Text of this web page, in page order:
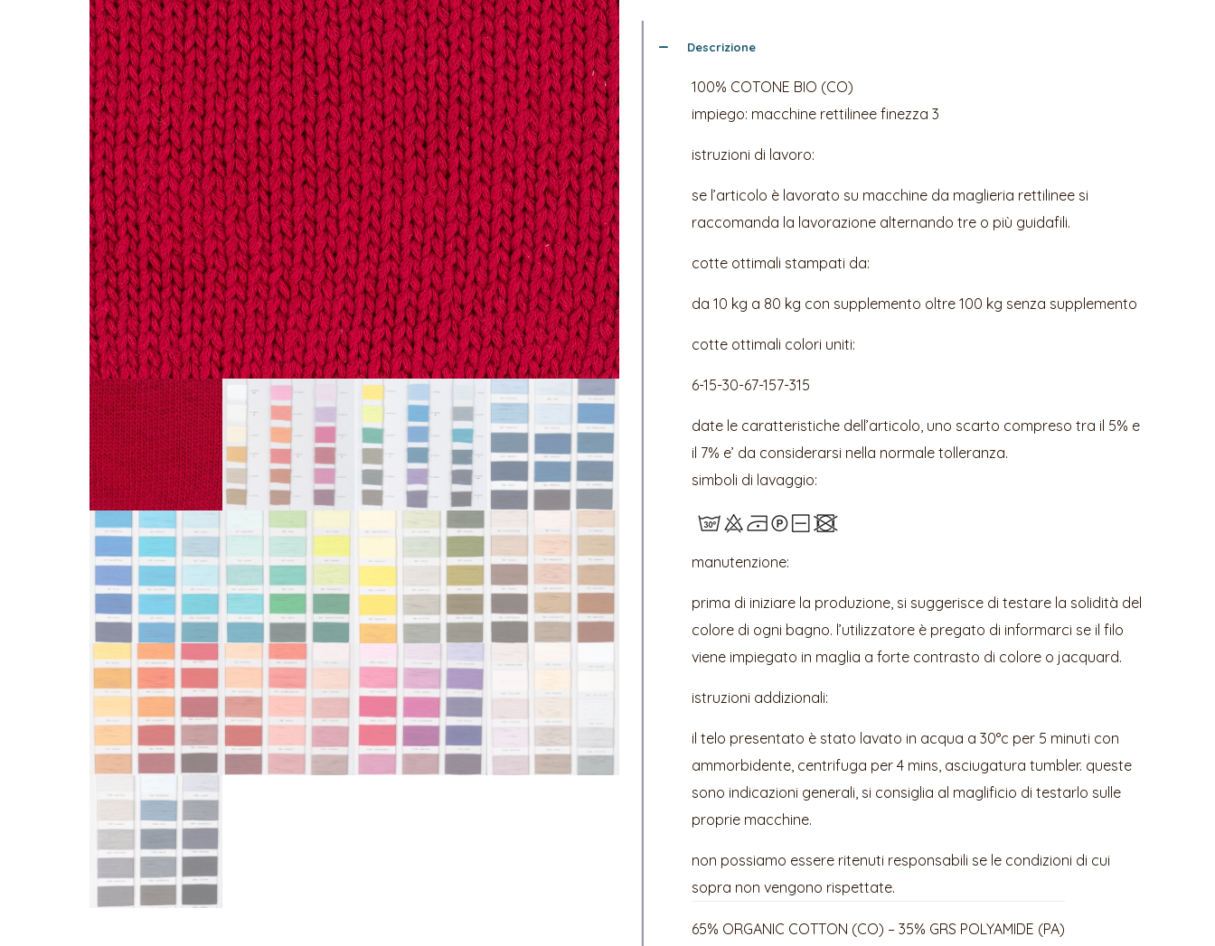
Descrizione
100% COTONE BIO (CO)
impiego: macchine rettilinee finezza 3
istruzioni di lavoro:
se l’articolo è lavorato su macchine da maglieria rettilinee si
raccomanda la lavorazione alternando tre o più guidafili.
cotte ottimali stampati da:
da 10 kg a 80 kg con supplemento oltre 100 kg senza supplemento
cotte ottimali colori uniti:
6-15-30-67-157-315
date le caratteristiche dell’articolo, uno scarto compreso tra il 5% e
il 7% e’ da considerarsi nella normale tolleranza.
simboli di lavaggio:
manutenzione:
prima di iniziare la produzione, si suggerisce di testare la solidità del
colore di ogni bagno. l’utilizzatore è pregato di informarci se il filo
viene impiegato in maglia a forte contrasto di colore o jacquard.
istruzioni addizionali:
il telo presentato è stato lavato in acqua a 30°c per 5 minuti con
ammorbidente, centrifuga per 4 mins, asciugatura tumbler. queste
sono indicazioni generali, si consiglia al maglificio di testarlo sulle
proprie macchine.
non possiamo essere ritenuti responsabili se le condizioni di cui
sopra non vengono rispettate.
65% ORGANIC COTTON (CO) – 35% GRS POLYAMIDE (PA)